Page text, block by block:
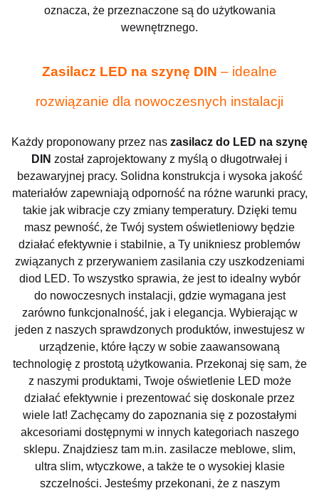
oznacza, że przeznaczone są do użytkowania
wewnętrznego.
Zasilacz LED na szynę DIN – idealne
rozwiązanie dla nowoczesnych instalacji
Każdy proponowany przez nas zasilacz do LED na szynę
DIN został zaprojektowany z myślą o długotrwałej i
bezawaryjnej pracy. Solidna konstrukcja i wysoka jakość
materiałów zapewniają odporność na różne warunki pracy,
takie jak wibracje czy zmiany temperatury. Dzięki temu
masz pewność, że Twój system oświetleniowy będzie
działać efektywnie i stabilnie, a Ty unikniesz problemów
związanych z przerywaniem zasilania czy uszkodzeniami
diod LED. To wszystko sprawia, że jest to idealny wybór
do nowoczesnych instalacji, gdzie wymagana jest
zarówno funkcjonalność, jak i elegancja. Wybierając w
jeden z naszych sprawdzonych produktów, inwestujesz w
urządzenie, które łączy w sobie zaawansowaną
technologię z prostotą użytkowania. Przekonaj się sam, że
z naszymi produktami, Twoje oświetlenie LED może
działać efektywnie i prezentować się doskonale przez
wiele lat! Zachęcamy do zapoznania się z pozostałymi
akcesoriami dostępnymi w innych kategoriach naszego
sklepu. Znajdziesz tam m.in. zasilacze meblowe, slim,
ultra slim, wtyczkowe, a także te o wysokiej klasie
szczelności. Jesteśmy przekonani, że z naszym